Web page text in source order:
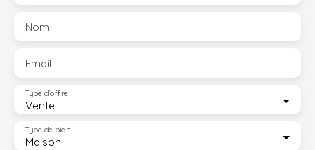
Nom
Email
Vente
Type d'offre
Maison
Type de bien